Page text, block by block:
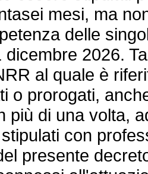
mesi, ma
delle
2026.
al quale è
o prorogati,
più di una volta,
con
presente